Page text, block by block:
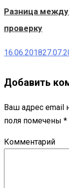
Разница между
проверку
16.06.2018
Добавить
Ваш адрес email
поля помечены *
Комментарий